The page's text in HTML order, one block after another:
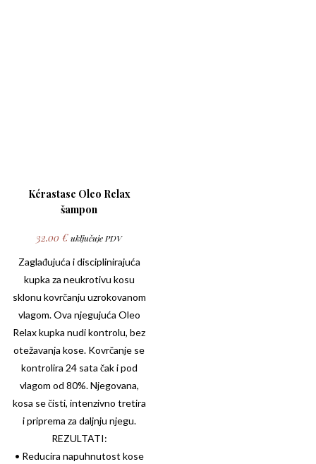
Kérastase Oleo Relax
šampon
32.00 € uključuje PDV
Zaglađujuća i disciplinirajuća
kupka za neukrotivu kosu
sklonu kovrčanju uzrokovanom
vlagom. Ova njegujuća Oleo
Relaxkupka nudi kontrolu, bez
otežavanja kose. Kovrčanje se
kontrolira 24 sata čak i pod
vlagom od 80%. Njegovana,
kosa se čisti, intenzivno tretira
i priprema za daljnju njegu.
REZULTATI:
• Reducira napuhnutost kose